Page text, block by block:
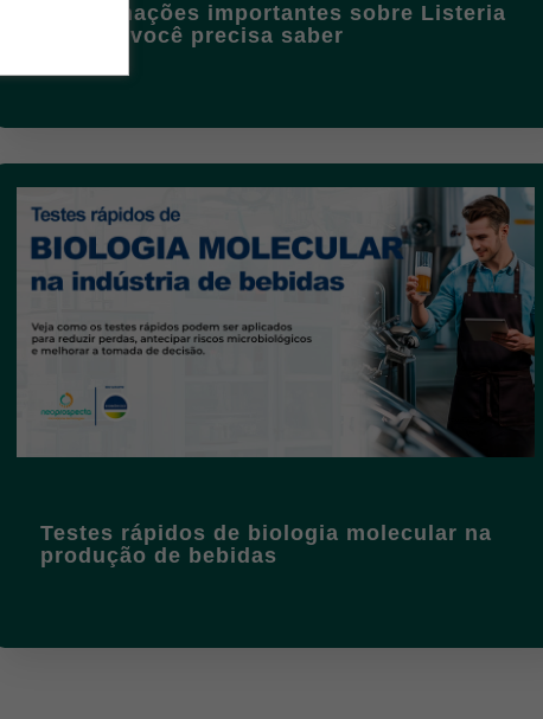
5 informações importantes sobre Listeria
sp. que você precisa saber
Testes rápidos de biologia molecular na
produção de bebidas